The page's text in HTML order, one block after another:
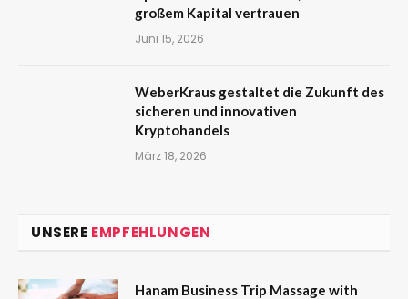
großem Kapital vertrauen
Juni 15, 2026
WeberKraus gestaltet die Zukunft des
sicheren und innovativen
Kryptohandels
März 18, 2026
UNSERE EMPFEHLUNGEN
Hanam Business Trip Massage with